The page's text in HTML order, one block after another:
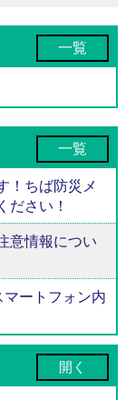
一覧
一覧
！ちば防災メ
ださい！
意情報につい
ートフォン内
開く